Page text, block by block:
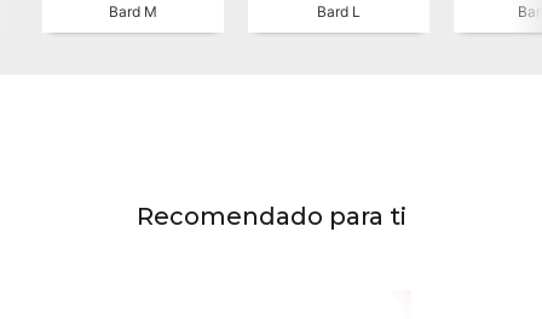
Bard M Bard L
Recomendado para ti